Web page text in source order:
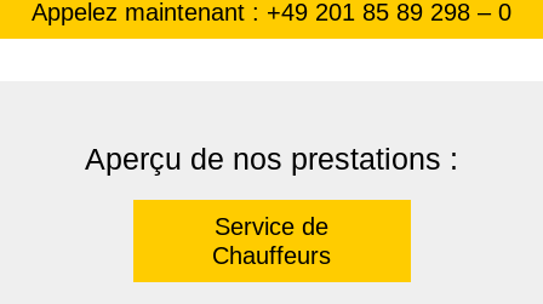
Appelez maintenant : +49 201 85 89 298 – 0
Aperçu de nos prestations :
Service de
Chauffeurs